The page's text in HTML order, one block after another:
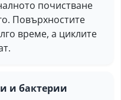
почистване
Повърхностите
време, а циклите
и бактерии